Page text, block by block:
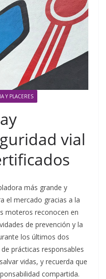
Y PLACERES
vial
más grande y
el mercado gracias a la
moteros reconocen en
de prevención y la
los últimos dos
prácticas responsables
vidas, y recuerda que
compartida.